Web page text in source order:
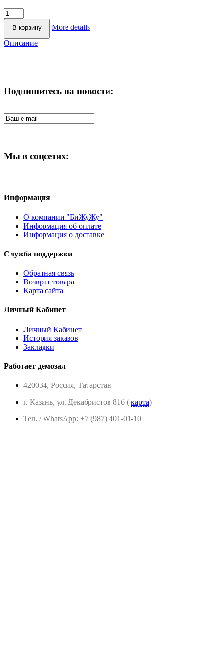
More details
Описание
Подпишитесь на новости:
Мы в соцсетях:
Информация
О компании "БиЖуЖу"
Информация об оплате
Информация о доставке
Служба поддержки
Обратная связь
Возврат товара
Карта сайта
Личный Кабинет
Личный Кабинет
История заказов
Закладки
Работает демозал
420034, Россия, Татарстан
г. Казань, ул. Декабристов 81б ( карта)
Тел. / WhatsApp: +7 (987) 401-01-10